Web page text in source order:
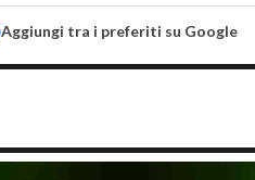
Aggiungi tra i preferiti su Google